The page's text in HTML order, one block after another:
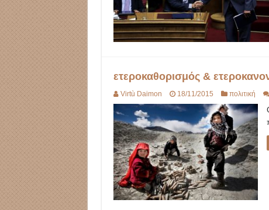
ετεροκαθορισμός &
Virtù Daimon 18/11/2015 πολιτική